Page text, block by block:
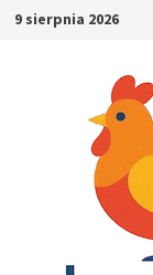
Skip9 sierpnia 2026